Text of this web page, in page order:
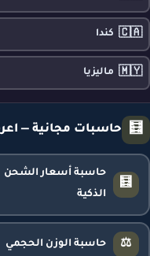
🇨🇦 كندا
🇲🇾 ماليزيا
🧮 حاسبات مجانية —
🧮
حاسبة أسعار الشحن
الذكية
⚖️ حاسبة الوزن الحجمي